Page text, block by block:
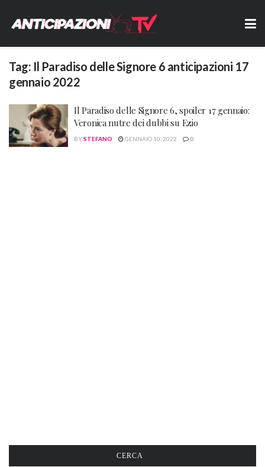
Tag: Il Paradiso delle Signore 6 anticipazioni 17
gennaio 2022
Il Paradiso delle Signore 6, spoiler 17 gennaio:
Veronica nutre dei dubbi su Ezio
BYSTEFANO GENNAIO 10, 2022 0
CERCA